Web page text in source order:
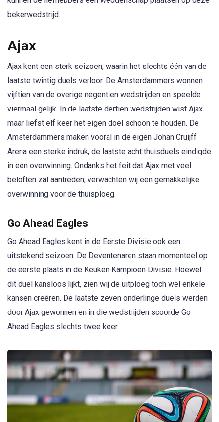
bekerwedstrijd.
Ajax
Ajax kent een sterk seizoen, waarin het slechts één van de
laatste twintig duels verloor. De Amsterdammers wonnen
vijftien van de overige negentien wedstrijden en speelde
viermaal gelijk. In de laatste dertien wedstrijden wist Ajax
maar liefst elf keer het eigen doel schoon te houden. De
Amsterdammers maken vooral in de eigen Johan Cruijff
Arena een sterke indruk, de laatste acht thuisduels eindigde
in een overwinning. Ondanks het feit dat Ajax met veel
beloften zal aantreden, verwachten wij een gemakkelijke
overwinning voor de thuisploeg.
Go Ahead Eagles
Go Ahead Eagles kent in de Eerste Divisie ook een
uitstekend seizoen. De Deventenaren staan momenteel op
de eerste plaats in de Keuken Kampioen Divisie. Hoewel
dit duel kansloos lijkt, zien wij de uitploeg toch wel enkele
kansen creëren. De laatste zeven onderlinge duels werden
door Ajax gewonnen en in die wedstrijden scoorde Go
Ahead Eagles slechts twee keer.